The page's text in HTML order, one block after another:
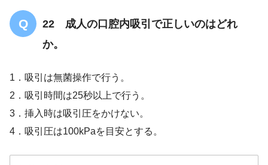
22 成人の口腔内吸引で正しいのはどれ
か。
1．吸引は無菌操作で行う。
2．吸引時間は25秒以上で行う。
3．挿入時は吸引圧をかけない。
4．吸引圧は100kPaを目安とする。